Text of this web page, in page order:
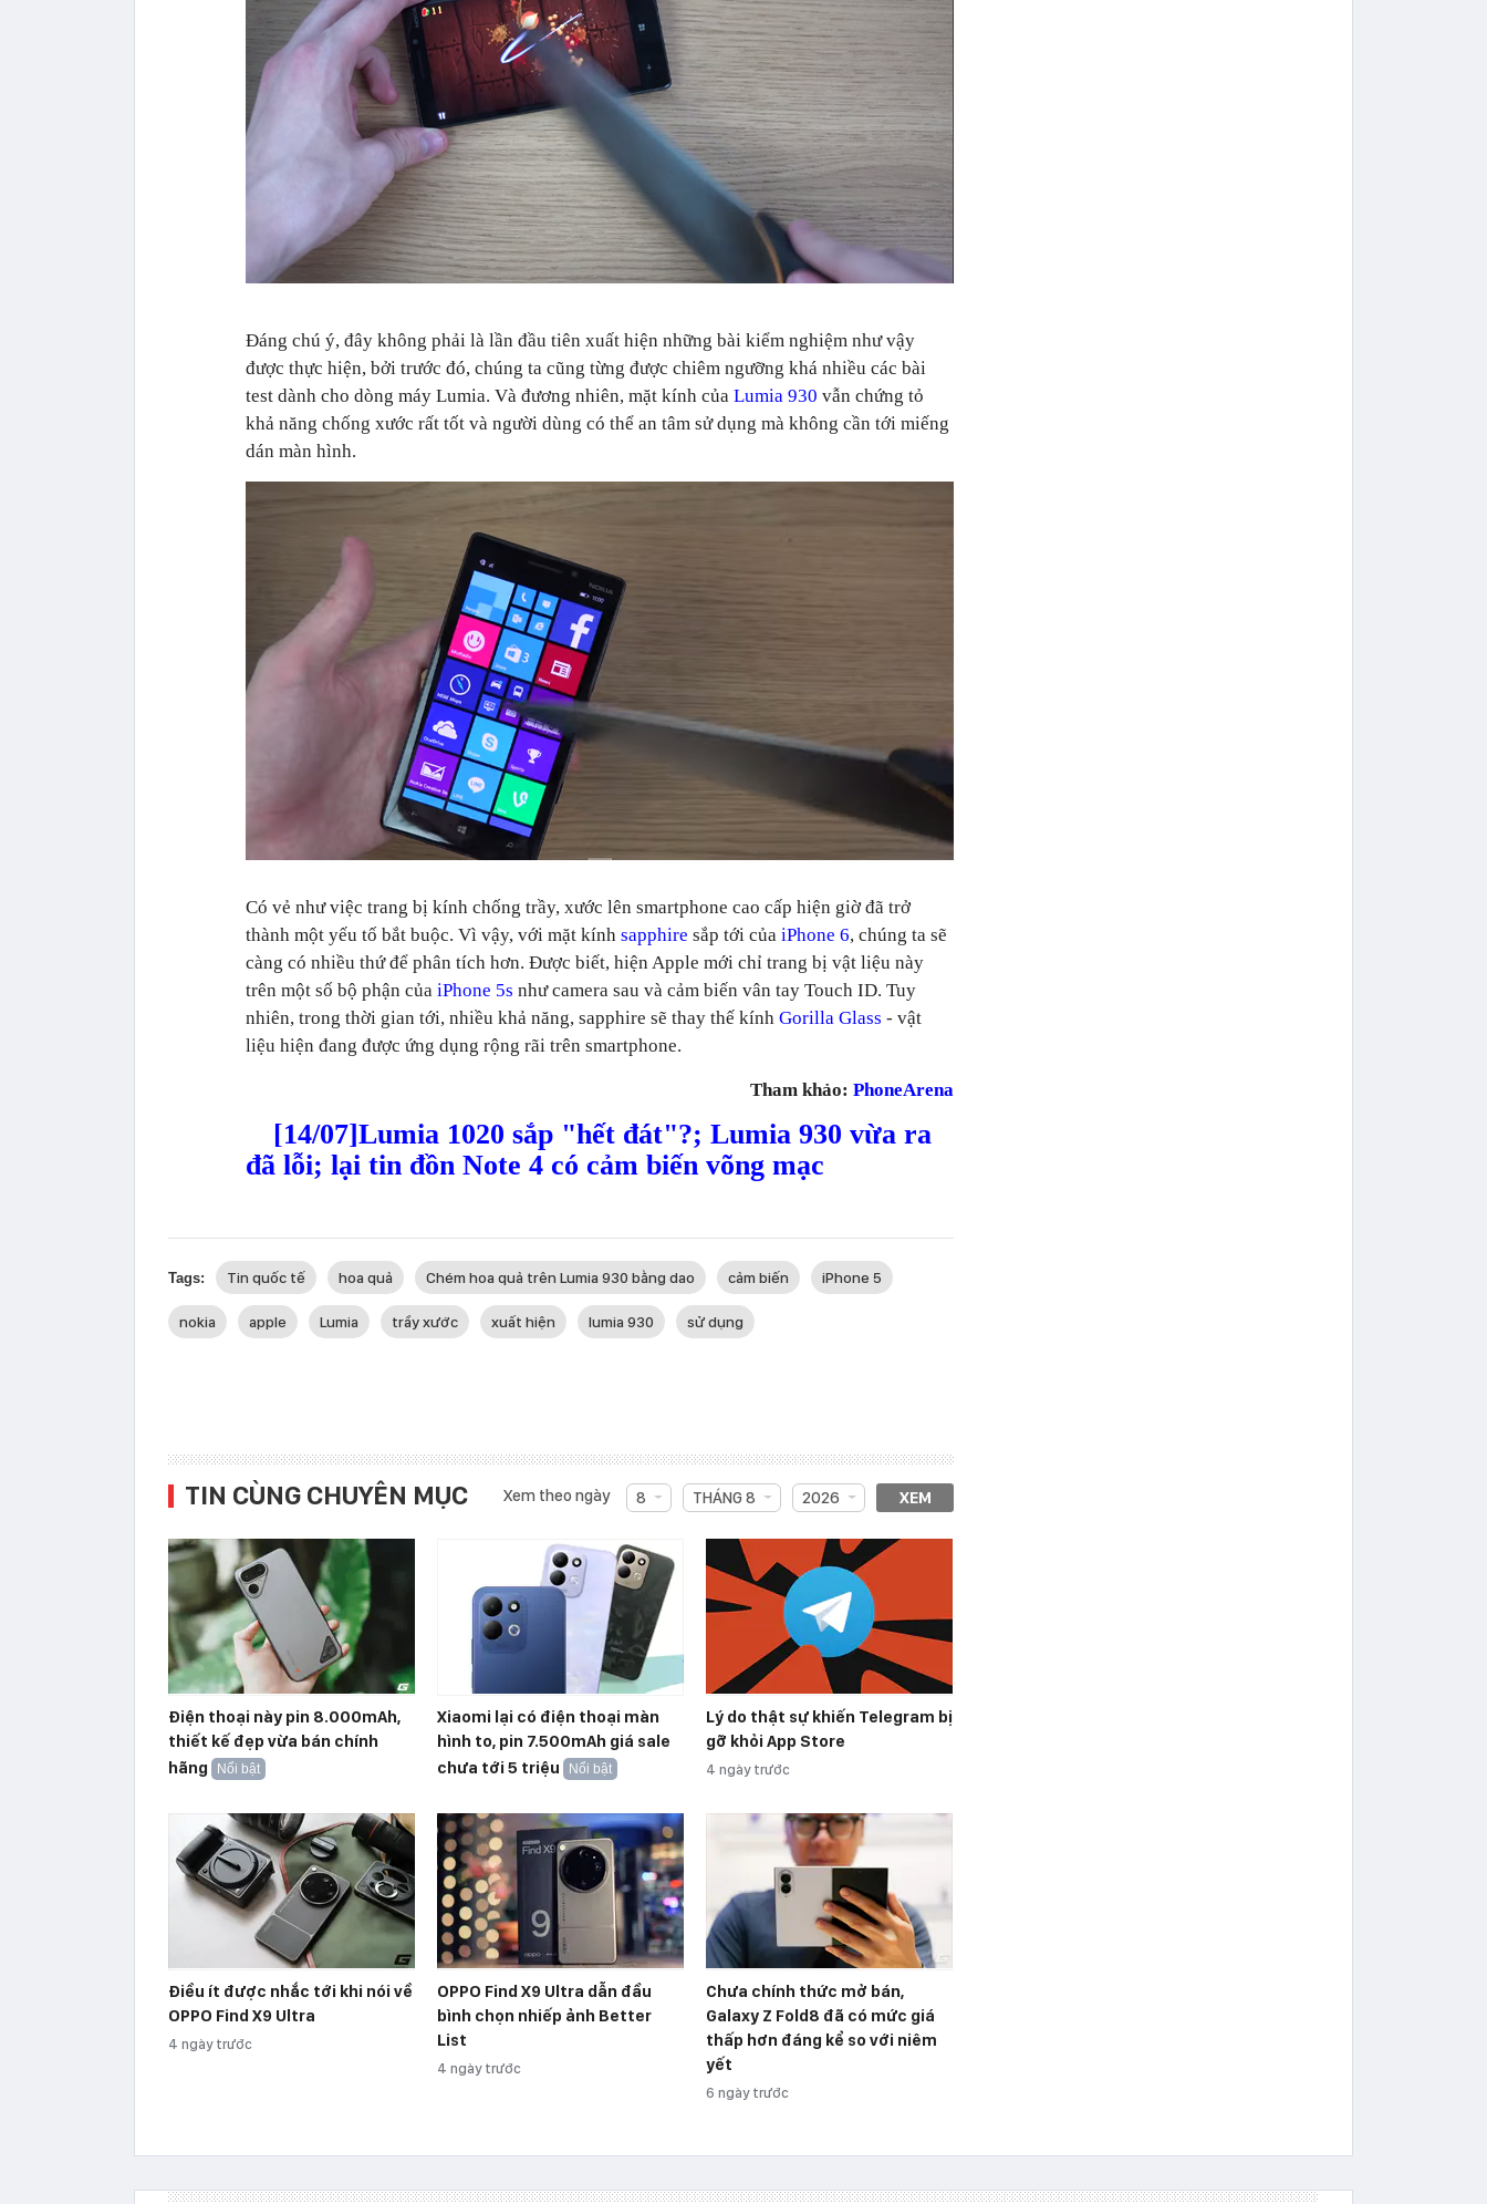
Đáng chú ý, đây không phải là lần đầu tiên xuất hiện những bài kiểm nghiệm như vậy
được thực hiện, bởi trước đó, chúng ta cũng từng được chiêm ngưỡng khá nhiều các bài
test dành cho dòng máy Lumia. Và đương nhiên, mặt kính của Lumia 930 vẫn chứng tỏ
khả năng chống xước rất tốt và người dùng có thể an tâm sử dụng mà không cần tới miếng
dán màn hình.
Có vẻ như việc trang bị kính chống trầy, xước lên smartphone cao cấp hiện giờ đã trở
thành một yếu tố bắt buộc. Vì vậy, với mặt kính sapphire sắp tới của iPhone 6, chúng ta sẽ
càng có nhiều thứ để phân tích hơn. Được biết, hiện Apple mới chỉ trang bị vật liệu này
trên một số bộ phận của iPhone 5s như camera sau và cảm biến vân tay Touch ID. Tuy
nhiên, trong thời gian tới, nhiều khả năng, sapphire sẽ thay thế kính Gorilla Glass - vật
liệu hiện đang được ứng dụng rộng rãi trên smartphone.
Tham khảo: PhoneArena
[14/07]Lumia 1020 sắp "hết đát"?; Lumia 930 vừa ra
đã lỗi; lại tin đồn Note 4 có cảm biến võng mạc
Tags: Tin quốc tế hoa quả Chém hoa quả trên Lumia 930 bằng dao cảm biến iPhone 5
nokia apple Lumia trầy xước xuất hiện lumia 930 sử dụng
TIN CÙNG CHUYÊN MỤC Xem theo ngày 8 THÁNG 8 2026 XEM
Điện thoại này pin 8.000mAh,
thiết kế đẹp vừa bán chính
hãng
Nổi bật
Xiaomi lại có điện thoại màn
hình to, pin 7.500mAh giá sale
chưa tới 5 triệu
Nổi bật
Lý do thật sự khiến Telegram bị
gỡ khỏi App Store
4 ngày trước
Điều ít được nhắc tới khi nói về
OPPO Find X9 Ultra
4 ngày trước
OPPO Find X9 Ultra dẫn đầu
bình chọn nhiếp ảnh Better
List
4 ngày trước
Chưa chính thức mở bán,
Galaxy Z Fold8 đã có mức giá
thấp hơn đáng kể so với niêm
yết
6 ngày trước